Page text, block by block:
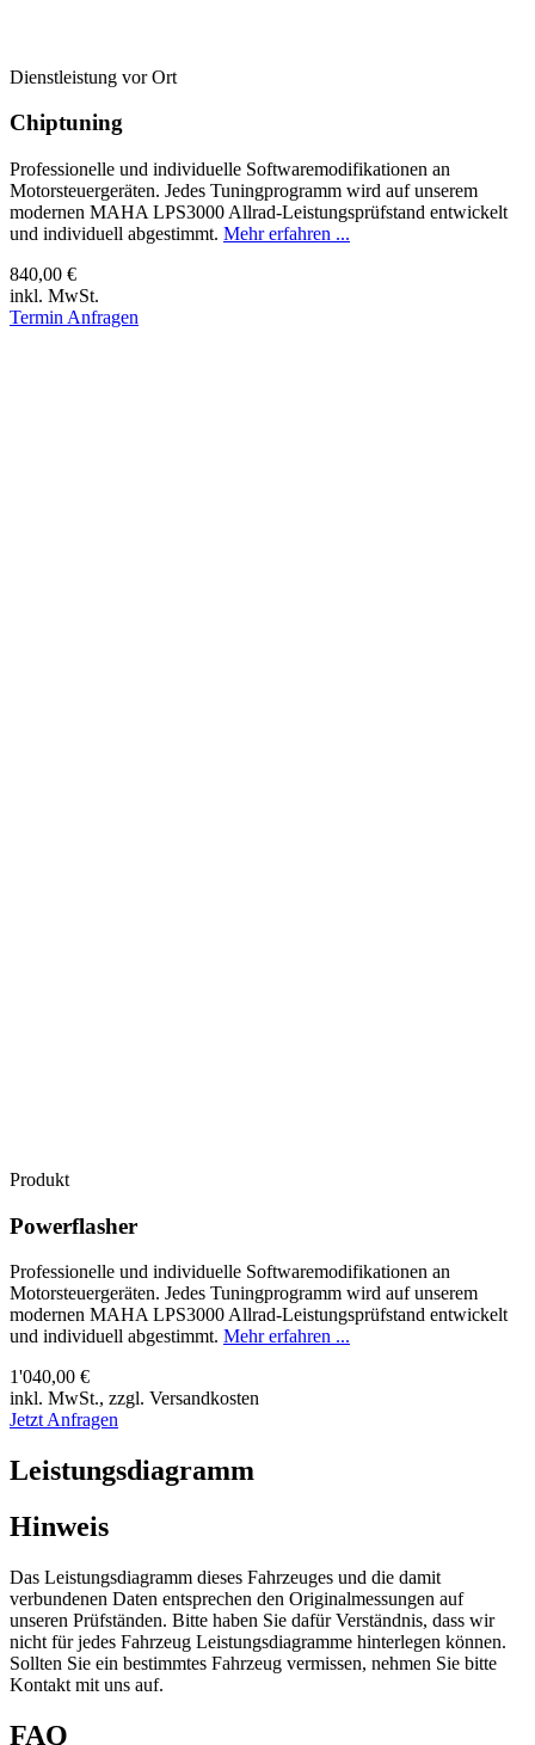
Dienstleistung vor Ort
Chiptuning
Professionelle und individuelle Softwaremodifikationen an
Motorsteuergeräten. Jedes Tuningprogramm wird auf unserem
modernen MAHA LPS3000 Allrad-Leistungsprüfstand entwickelt
und individuell abgestimmt. Mehr erfahren ...
840,00 €
inkl. MwSt.
Termin Anfragen
Produkt
Powerflasher
Professionelle und individuelle Softwaremodifikationen an
Motorsteuergeräten. Jedes Tuningprogramm wird auf unserem
modernen MAHA LPS3000 Allrad-Leistungsprüfstand entwickelt
und individuell abgestimmt. Mehr erfahren ...
1'040,00 €
inkl. MwSt., zzgl. Versandkosten
Jetzt Anfragen
Leistungsdiagramm
Hinweis
Das Leistungsdiagramm dieses Fahrzeuges und die damit
verbundenen Daten entsprechen den Originalmessungen auf
unseren Prüfständen. Bitte haben Sie dafür Verständnis, dass wir
nicht für jedes Fahrzeug Leistungsdiagramme hinterlegen können.
Sollten Sie ein bestimmtes Fahrzeug vermissen, nehmen Sie bitte
Kontakt mit uns auf.
FAQ